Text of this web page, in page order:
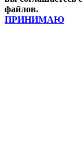
файлов.
ПРИНИМАЮ